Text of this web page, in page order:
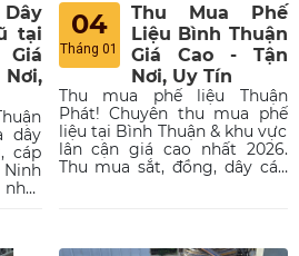
tại
Giá
dây
cáp
04
Tháng 01
Thu Mua Phế
Liệu Bình Thuận
Giá Cao - Tận
Nơi, Uy Tín
Thu mua phế liệu Thuận
Phát! Chuyên thu mua phế
liệu tại Bình Thuận & khu vực
lân cận giá cao nhất 2026.
Thu mua sắt, đồng, dây cáp